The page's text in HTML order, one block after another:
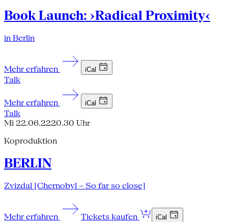
Book Launch: ›Radical Proximity‹
in Berlin
Mehr erfahren iCal
Talk
Mehr erfahren iCal
Talk
Mi 22.06.2220.30 Uhr
Koproduktion
BERLIN
Zvizdal [Chernobyl – So far so close]
Mehr erfahren Tickets kaufen iCal